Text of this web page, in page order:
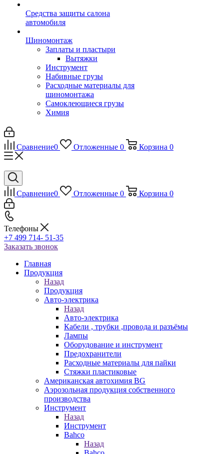
Средства защиты салона
автомобиля
Шиномонтаж
Заплаты и пластыри
Вытяжки
Инструмент
Набивные грузы
Расходные материалы для
шиномонтажа
Самоклеющиеся грузы
Химия
Сравнение0 Отложенные 0 Корзина 0
Сравнение0 Отложенные 0 Корзина 0
Телефоны
+7 499 714- 51-35
Заказать звонок
Главная
Продукция
Назад
Продукция
Авто-электрика
Назад
Авто-электрика
Кабели , трубки ,провода и разъёмы
Лампы
Оборудование и инструмент
Предохранители
Расходные материалы для пайки
Стяжки пластиковые
Американская автохимия BG
Аэрозольная продукция собственного
производства
Инструмент
Назад
Инструмент
Bahco
Назад